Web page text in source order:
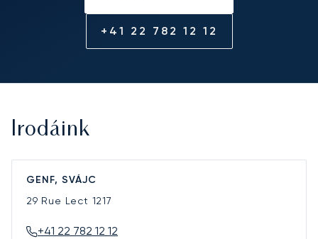
+41 22 782 12 12
Irodáink
GENF, SVÁJC
29 Rue Lect 1217
+41 22 782 12 12